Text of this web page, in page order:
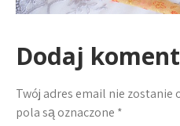
Dodaj
Twój adres email nie zostanie
pola są oznaczone *